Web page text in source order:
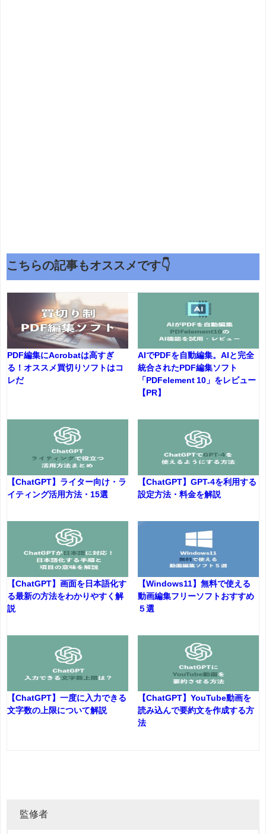
こちらの記事もオススメです👇
PDF編集にAcrobatは高すぎ
る！オススメ買切りソフトはコ
レだ
AIでPDFを自動編集。AIと完全
統合されたPDF編集ソフト
「PDFelement 10」をレビュー
【PR】
【ChatGPT】ライター向け・ラ
イティング活用方法・15選
【ChatGPT】GPT-4を利用する
設定方法・料金を解説
【ChatGPT】画面を日本語化す
る最新の方法をわかりやすく解
説
【Windows11】無料で使える
動画編集フリーソフトおすすめ
５選
【ChatGPT】一度に入力できる
文字数の上限について解説
【ChatGPT】YouTube動画を
読み込んで要約文を作成する方
法
監修者